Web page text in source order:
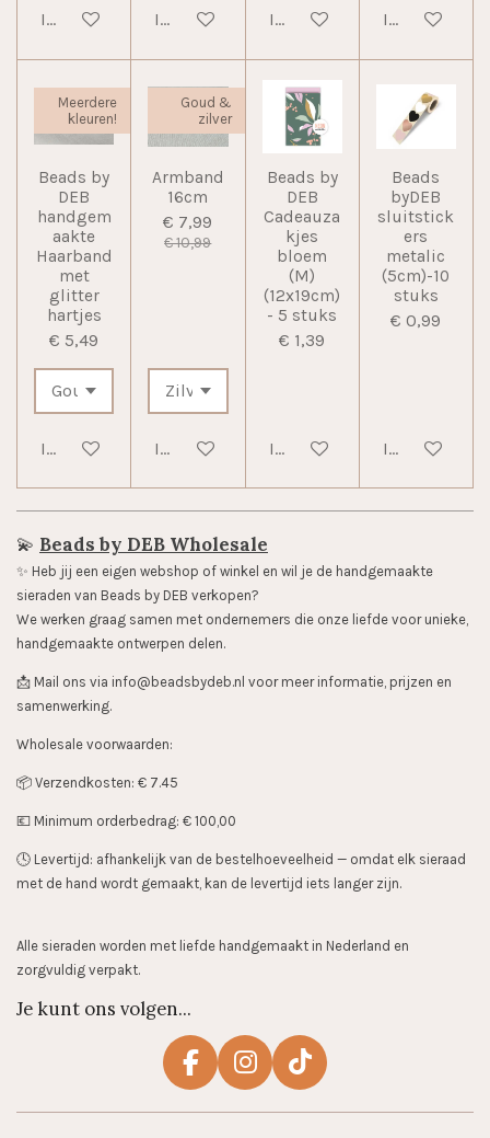
In winkelwagenIn winkelwagenIn winkelwagenIn
Meerdere
kleuren!
Beads by
DEB
handgem
aakte
Haarband
met
glitter
hartjes
€ 5,49
In winkelwagen
Goud &
zilver
Armband
16cm
€ 7,99
€ 10,99
In winkelwagen
Beads by
DEB
Cadeauza
kjes
bloem
(M)
(12x19cm)
- 5 stuks
€ 1,39
In winkelwagen
Beads
byDEB
sluitstick
ers
metalic
(5cm)-10
stuks
€ 0,99
In
💫 Beads by DEB Wholesale
✨️ Heb jij een eigen webshop of winkel en wil je de handgemaakte
sieraden van Beads by DEB verkopen?
We werken graag samen met ondernemers die onze liefde voor unieke,
handgemaakte ontwerpen delen.
📩 Mail ons via info@beadsbydeb.nl voor meer informatie, prijzen en
samenwerking.
Wholesale voorwaarden:
📦 Verzendkosten: € 7.45
💶 Minimum orderbedrag: € 100,00
🕓 Levertijd: afhankelijk van de bestelhoeveelheid — omdat elk sieraad
met de hand wordt gemaakt, kan de levertijd iets langer zijn.
Alle sieraden worden met liefde handgemaakt in Nederland en
zorgvuldig verpakt.
Je kunt ons volgen...
F
I
T